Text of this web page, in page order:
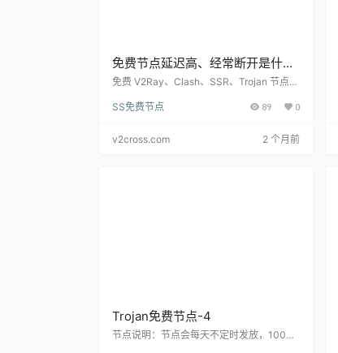
免费节点延迟高、经常断开是什么
原因？怎么优化
免费 V2Ray、Clash、SSR、Trojan 节点延
议不匹配、DNS、客户端模式和本地网络排
SS免费节点 89 0
v2cross.com 2 个月前
Trojan免费节点-4
节点说明：节点会每天不定时发放，100G